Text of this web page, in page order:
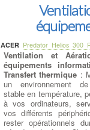
Ventilation et
équipements
Transfert thermique :
un environnement
stable en température,
à vos ordinateurs,
vos différents
rester opérationnels
ACER Predator Helios 300